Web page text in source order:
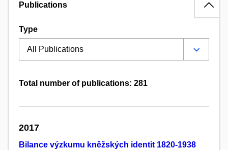
Publications
Type
Total number of publications: 281
2017
Bilance výzkumu kněžských identit 1820-1938